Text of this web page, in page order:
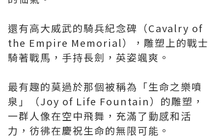
還有高大威武的騎兵紀念碑（Cavalry of
the Empire Memorial），雕塑上的戰士
騎著戰馬，手持長劍，英姿颯爽。
最有趣的莫過於那個被稱為「生命之樂噴
泉」（Joy of Life Fountain）的雕塑，
一群人像在空中飛舞，充滿了動感和活
力，彷彿在慶祝生命的無限可能。